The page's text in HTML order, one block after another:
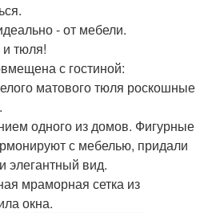
- от мебели.
тюля!
с гостиной:
матового тюля роскошные
одного из домов. Фигурные
с мебелью, придали
элегантный вид.
мраморная сетка из
окна.